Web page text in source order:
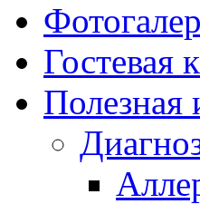
Гостевая